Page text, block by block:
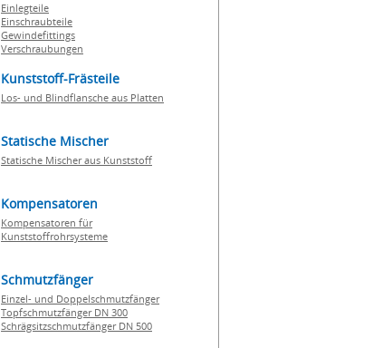
Einlegteile
Einschraubteile
Gewindefittings
Verschraubungen
Kunststoff-Frästeile
Los- und Blindflansche aus Platten
Statische Mischer
Statische Mischer aus Kunststoff
Kompensatoren
Kompensatoren für
Kunststoffrohrsysteme
Schmutzfänger
Einzel- und Doppelschmutzfänger
Topfschmutzfänger DN 300
Schrägsitzschmutzfänger DN 500